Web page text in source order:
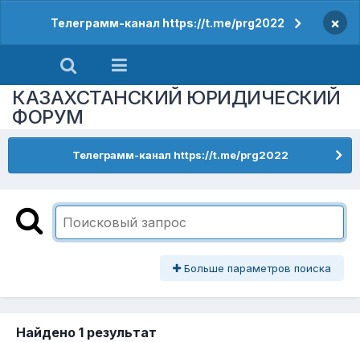
Телеграмм-канал https://t.me/prg2022 ×
КАЗАХСТАНСКИЙ ЮРИДИЧЕСКИЙ
ФОРУМ
Телеграмм-канал https://t.me/prg2022
Больше параметров поиска
Найдено 1 результат